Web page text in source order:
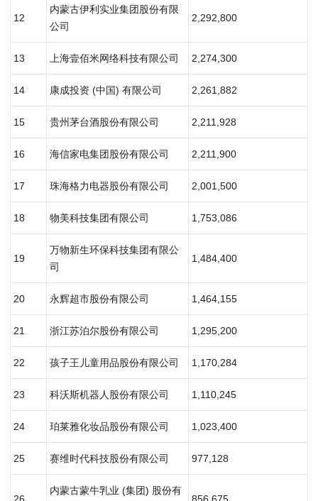
12
内蒙古伊利实业集团股份有限
公司
2,292,800
13 上海壹佰米网络科技有限公司 2,274,300
14 康成投资 (中国) 有限公司 2,261,882
15 贵州茅台酒股份有限公司 2,211,928
16 海信家电集团股份有限公司 2,211,900
17 珠海格力电器股份有限公司 2,001,500
18 物美科技集团有限公司 1,753,086
19
万物新生环保科技集团有限公
司
1,484,400
20 永辉超市股份有限公司 1,464,155
21 浙江苏泊尔股份有限公司 1,295,200
22 孩子王儿童用品股份有限公司 1,170,284
23 科沃斯机器人股份有限公司 1,110,245
24 珀莱雅化妆品股份有限公司 1,023,400
25 赛维时代科技股份有限公司 977,128
26
内蒙古蒙牛乳业 (集团) 股份有
856,675